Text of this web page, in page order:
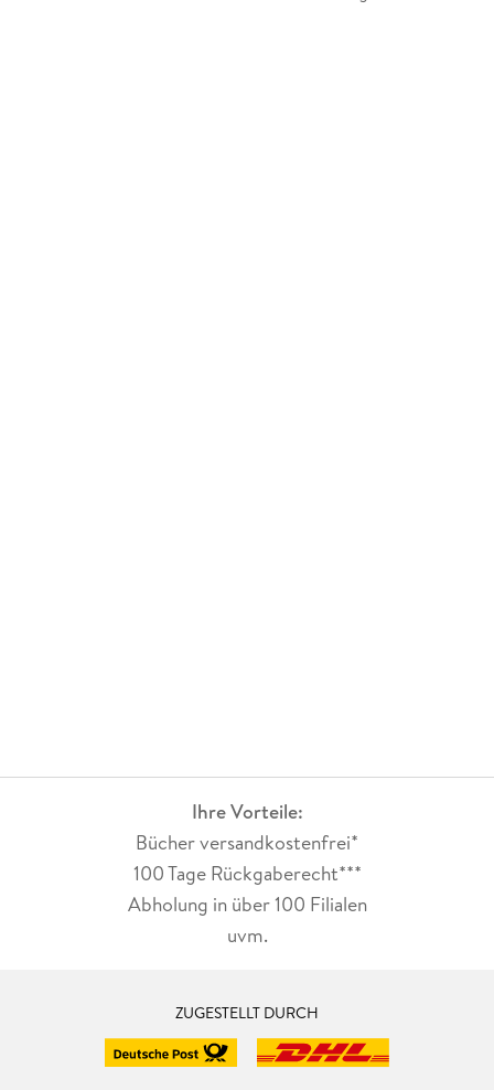
Ihre Vorteile:
Bücher versandkostenfrei*
100 Tage Rückgaberecht***
Abholung in über 100 Filialen
uvm.
ZUGESTELLT DURCH